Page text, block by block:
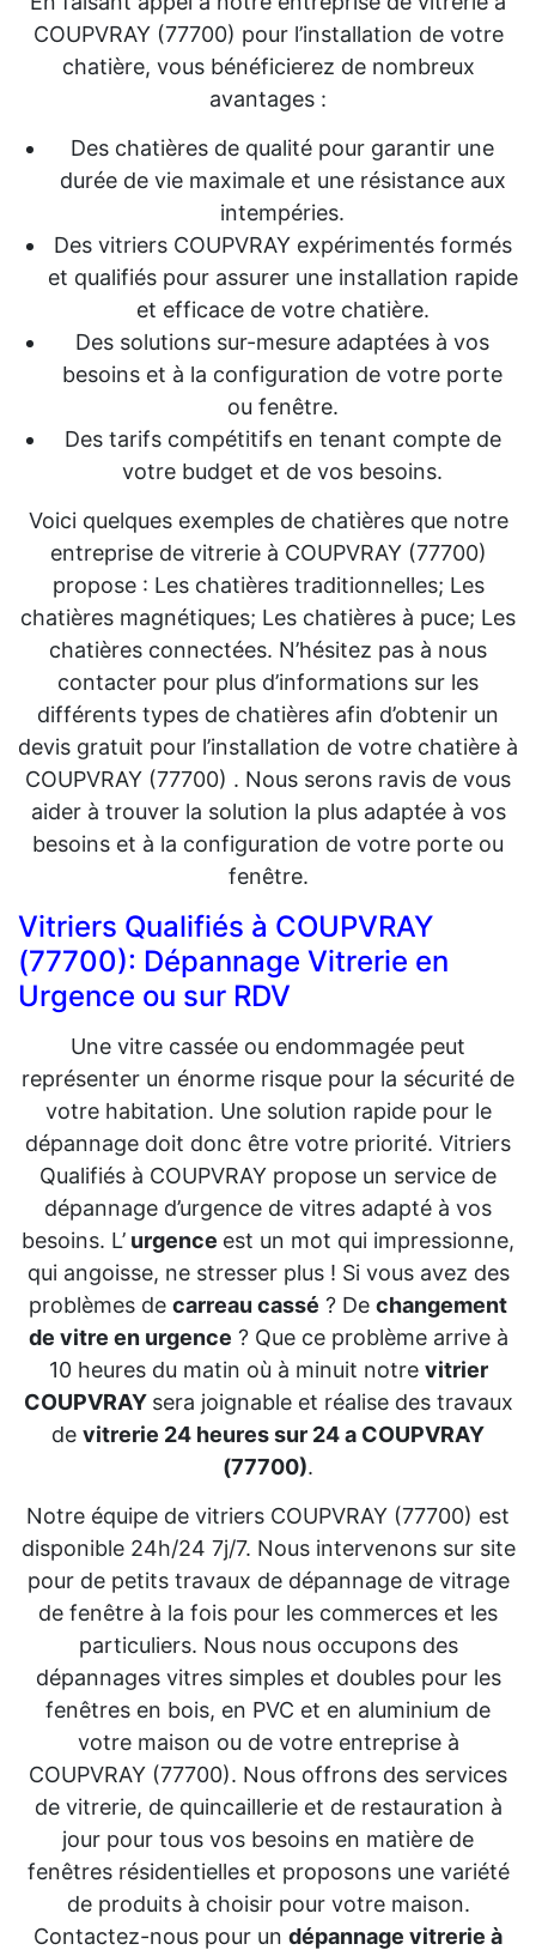
COUPVRAY (77700) pour l’installation de votre
chatière, vous bénéficierez de nombreux
avantages :
Des chatières de qualité pour garantir une
durée de vie maximale et une résistance aux
intempéries.
Des vitriers COUPVRAY expérimentés formés
et qualifiés pour assurer une installation rapide
et efficace de votre chatière.
Des solutions sur-mesure adaptées à vos
besoins et à la configuration de votre porte
ou fenêtre.
Des tarifs compétitifs en tenant compte de
votre budget et de vos besoins.
Voici quelques exemples de chatières que notre
entreprise de vitrerie à COUPVRAY (77700)
propose : Les chatières traditionnelles; Les
chatières magnétiques; Les chatières à puce; Les
chatières connectées. N’hésitez pas à nous
contacter pour plus d’informations sur les
différents types de chatières afin d’obtenir un
devis gratuit pour l’installation de votre chatière à
COUPVRAY (77700) . Nous serons ravis de vous
aider à trouver la solution la plus adaptée à vos
besoins et à la configuration de votre porte ou
fenêtre.
Vitriers Qualifiés à COUPVRAY
(77700): Dépannage Vitrerie en
Urgence ou sur RDV
Une vitre cassée ou endommagée peut
représenter un énorme risque pour la sécurité de
votre habitation. Une solution rapide pour le
dépannage doit donc être votre priorité. Vitriers
Qualifiés à COUPVRAY propose un service de
dépannage d’urgence de vitres adapté à vos
besoins. L’ urgence est un mot qui impressionne,
qui angoisse, ne stresser plus ! Si vous avez des
problèmes de carreau cassé ? De changement
de vitre en urgence ? Que ce problème arrive à
10 heures du matin où à minuit notre vitrier
COUPVRAY sera joignable et réalise des travaux
de vitrerie 24 heures sur 24 a COUPVRAY
(77700).
Notre équipe de vitriers COUPVRAY (77700) est
disponible 24h/24 7j/7. Nous intervenons sur site
pour de petits travaux de dépannage de vitrage
de fenêtre à la fois pour les commerces et les
particuliers. Nous nous occupons des
dépannages vitres simples et doubles pour les
fenêtres en bois, en PVC et en aluminium de
votre maison ou de votre entreprise à
COUPVRAY (77700). Nous offrons des services
de vitrerie, de quincaillerie et de restauration à
jour pour tous vos besoins en matière de
fenêtres résidentielles et proposons une variété
de produits à choisir pour votre maison.
Contactez-nous pour un dépannage vitrerie à